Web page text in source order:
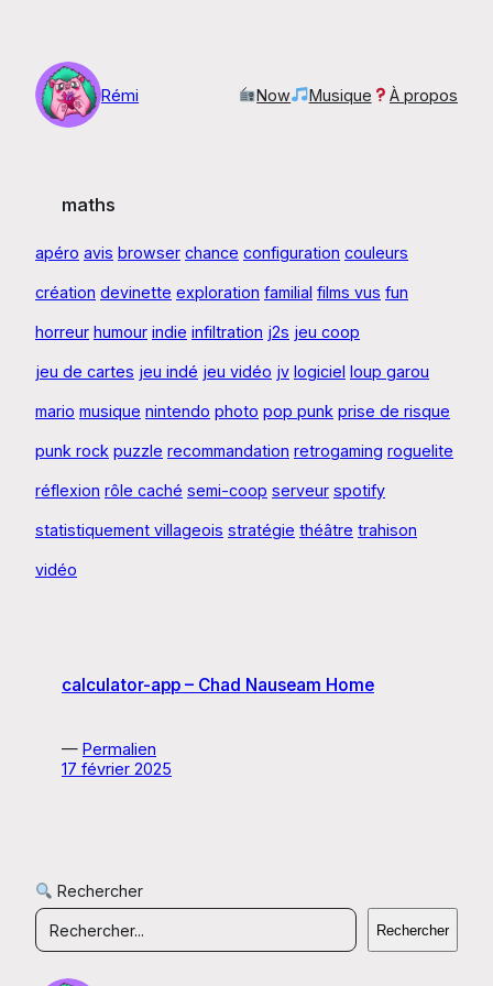
contenu
Rémi
Now Musique À propos
maths
apéro avis browser chance configuration couleurs
création devinette exploration familial films vus fun
horreur humour indie infiltration j2s jeu coop
jeu de cartes jeu indé jeu vidéo jv logiciel loup garou
mario musique nintendo photo pop punk prise de risque
punk rock puzzle recommandation retrogaming roguelite
réflexion rôle caché semi-coop serveur spotify
statistiquement villageois stratégie théâtre trahison
vidéo
calculator-app – Chad Nauseam Home
— Permalien
17 février 2025
Rechercher
Rechercher